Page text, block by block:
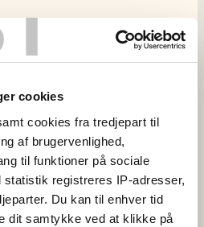
cookies
cookies fra tredjepart til
af brugervenlighed,
til funktioner på sociale
registreres IP-adresser,
Du kan til enhver tid
dit samtykke ved at klikke på